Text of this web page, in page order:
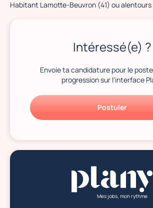
Habitant Lamotte-Beuvron (41) ou
Intéressé(e) ?
Envoie ta candidature pour le
progression sur l'interface
Postuler
Mes jobs, mon rythme